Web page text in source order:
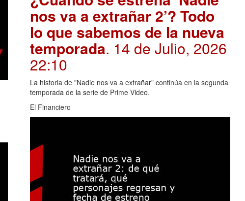
nos va a extrañar 2’? Todo
lo que sabemos de la nueva
temporada. 14 de Julio, 2026
22:10
La historia de "Nadie nos va a extrañar" continúa en la segunda
temporada de la serie de Prime Video.
El Financiero